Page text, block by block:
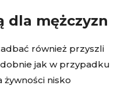
dla mężczyzn
również przyszli
jak w przypadku
nisko